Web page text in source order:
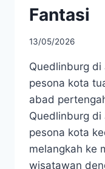
Fantasi
13/05/2026
Quedlinburg di
pesona kota
abad
Quedlinburg di
pesona kota
melangkah ke
wisatawan